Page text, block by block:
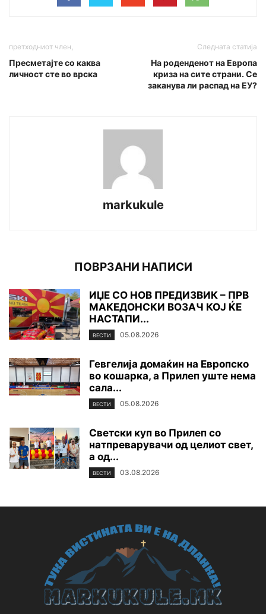
претходниот член,
Пресметајте со каква
личност сте во врска
Следната статија
На роденденот на Европа
криза на сите страни. Се
заканува ли распад на ЕУ?
markukule
ПОВРЗАНИ НАПИСИ
ИЏЕ СО НОВ ПРЕДИЗВИК – ПРВ
МАКЕДОНСКИ ВОЗАЧ КОЈ ЌЕ
НАСТАПИ...
ВЕСТИ 05.08.2026
Гевгелија домаќин на Европско
во кошарка, а Прилеп уште нема
сала...
ВЕСТИ 05.08.2026
Светски куп во Прилеп со
натпреварувачи од целиот свет,
а од...
ВЕСТИ 03.08.2026